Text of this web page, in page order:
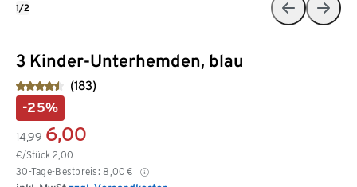
3 Kinder-Unterhemden, blau
(183)
-25%
14,99 6,00
€/Stück 2,00
30-Tage-Bestpreis: 8,00 €
1/2